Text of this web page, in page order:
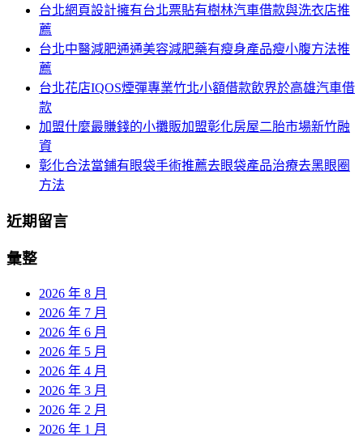
台北網頁設計擁有台北票貼有樹林汽車借款與洗衣店推
薦
台北中醫減肥通通美容減肥藥有瘦身產品瘦小腹方法推
薦
台北花店IQOS煙彈專業竹北小額借款飲界於高雄汽車借
款
加盟什麼最賺錢的小攤販加盟彰化房屋二胎市場新竹融
資
彰化合法當鋪有眼袋手術推薦去眼袋產品治療去黑眼圈
方法
近期留言
彙整
2026 年 8 月
2026 年 7 月
2026 年 6 月
2026 年 5 月
2026 年 4 月
2026 年 3 月
2026 年 2 月
2026 年 1 月